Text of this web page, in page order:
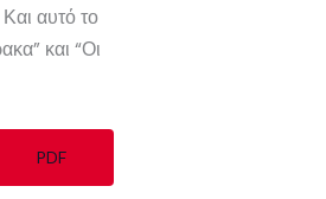
αυτό το
και “Οι
PDF